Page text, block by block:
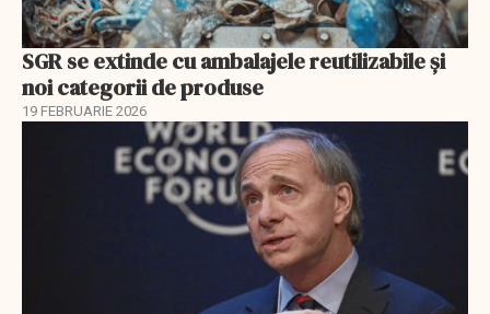
SGR se extinde cu ambalajele reutilizabile și
noi categorii de produse
19 FEBRUARIE 2026